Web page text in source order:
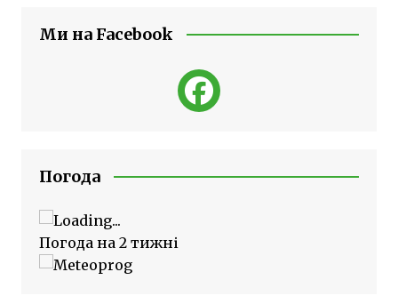
Ми на Facebook
Погода
Погода на 2 тижні